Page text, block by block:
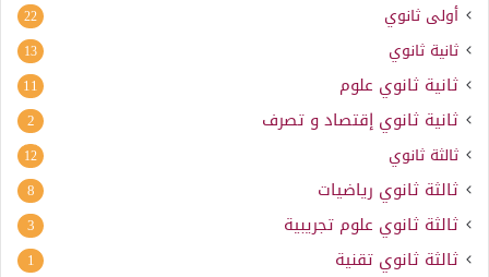
أولى ثانوي 22
ثانية ثانوي 13
ثانية ثانوي علوم 11
ثانية ثانوي إقتصاد و تصرف 2
ثالثة ثانوي 12
ثالثة ثانوي رياضيات 8
ثالثة ثانوي علوم تجريبية 3
ثالثة ثانوي تقنية 1